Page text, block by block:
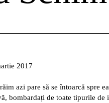
2017
azi pare să se întoarcă spre
bombardați de toate tipurile